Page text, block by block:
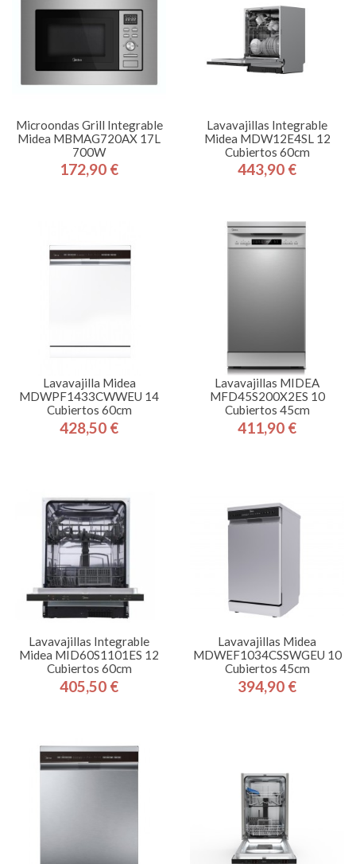
Microondas Grill Integrable
Midea MBMAG720AX 17L
700W
Precio
172,90 €
Lavavajillas Integrable
Midea MDW12E4SL 12
Cubiertos 60cm
Precio
443,90 €
Lavavajilla Midea
MDWPF1433CWWEU 14
Cubiertos 60cm
Precio
428,50 €
Lavavajillas MIDEA
MFD45S200X2ES 10
Cubiertos 45cm
Precio
411,90 €
Lavavajillas Integrable
Midea MID60S1101ES 12
Cubiertos 60cm
Precio
405,50 €
Lavavajillas Midea
MDWEF1034CSSWGEU 10
Cubiertos 45cm
Precio
394,90 €